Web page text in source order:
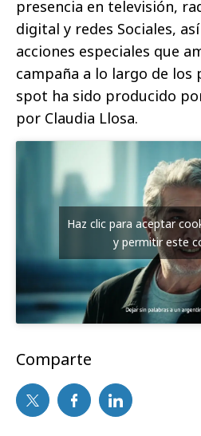
presencia en televisión,
digital y redes Sociales,
acciones especiales que
campaña a lo largo de los
spot ha sido producido
por Claudia Llosa.
Haz clic para aceptar
y permitir este
Comparte